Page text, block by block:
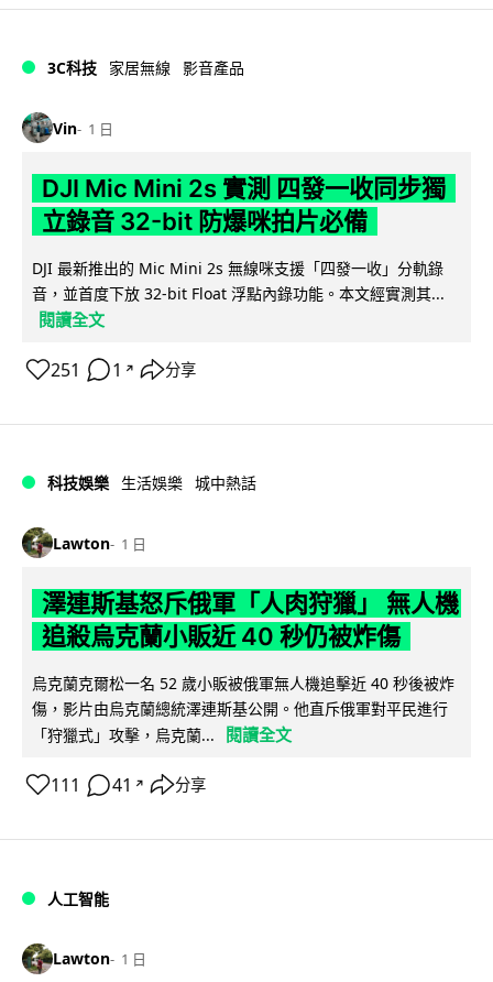
3C科技 家居無線 影音產品
Vin 1 日
DJI Mic Mini 2s 實測 四發一收同步獨
立錄音 32-bit 防爆咪拍片必備
DJI 最新推出的 Mic Mini 2s 無線咪支援「四發一收」分軌錄
音，並首度下放 32-bit Float 浮點內錄功能。本文經實測其...
閱讀全文
251 1 ↗ 分享
科技娛樂 生活娛樂 城中熱話
Lawton 1 日
澤連斯基怒斥俄軍「人肉狩獵」 無人機
追殺烏克蘭小販近 40 秒仍被炸傷
烏克蘭克爾松一名 52 歲小販被俄軍無人機追擊近 40 秒後被炸
傷，影片由烏克蘭總統澤連斯基公開。他直斥俄軍對平民進行
「狩獵式」攻擊，烏克蘭...
閱讀全文
111 41 ↗ 分享
人工智能
Lawton 1 日